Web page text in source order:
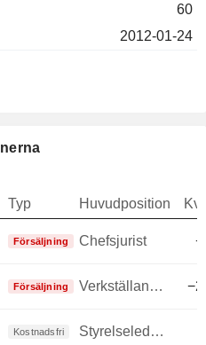
60
2012-01-24
Typ Huvudposition
Försäljning Chefsjurist
Försäljning Verkställande direktör
Kostnadsfri Styrelseledamot